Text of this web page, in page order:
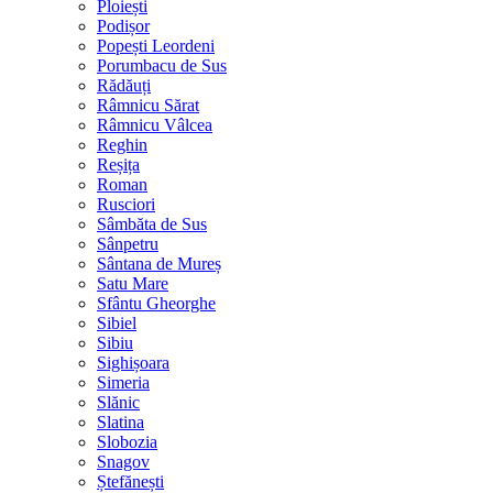
Ploiești
Podișor
Popești Leordeni
Porumbacu de Sus
Rădăuți
Râmnicu Sărat
Râmnicu Vâlcea
Reghin
Reșița
Roman
Rusciori
Sâmbăta de Sus
Sânpetru
Sântana de Mureș
Satu Mare
Sfântu Gheorghe
Sibiel
Sibiu
Sighișoara
Simeria
Slănic
Slatina
Slobozia
Snagov
Ștefănești